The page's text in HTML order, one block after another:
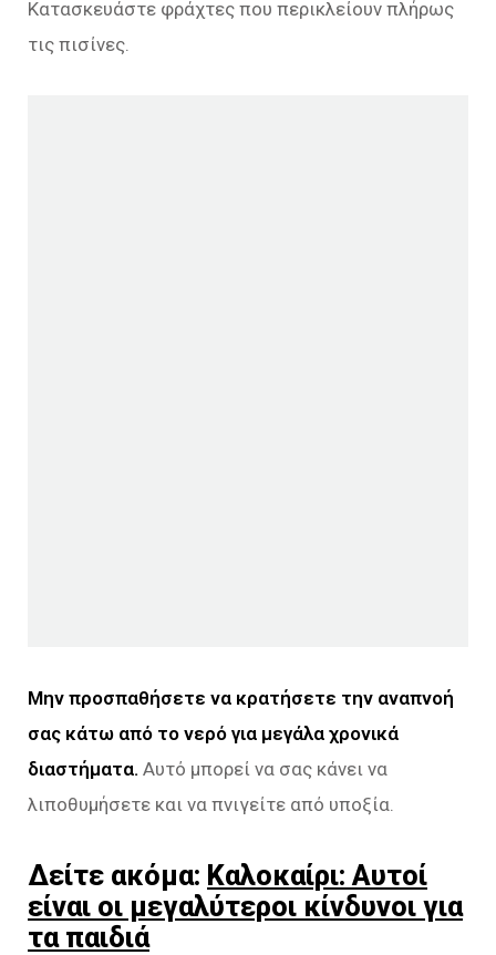
Κατασκευάστε φράχτες που περικλείουν πλήρως
τις πισίνες.
Μην προσπαθήσετε να κρατήσετε την αναπνοή
σας κάτω από το νερό για μεγάλα χρονικά
διαστήματα. Αυτό μπορεί να σας κάνει να
λιποθυμήσετε και να πνιγείτε από υποξία.
Δείτε ακόμα: Καλοκαίρι: Αυτοί
είναι οι μεγαλύτεροι κίνδυνοι για
τα παιδιά